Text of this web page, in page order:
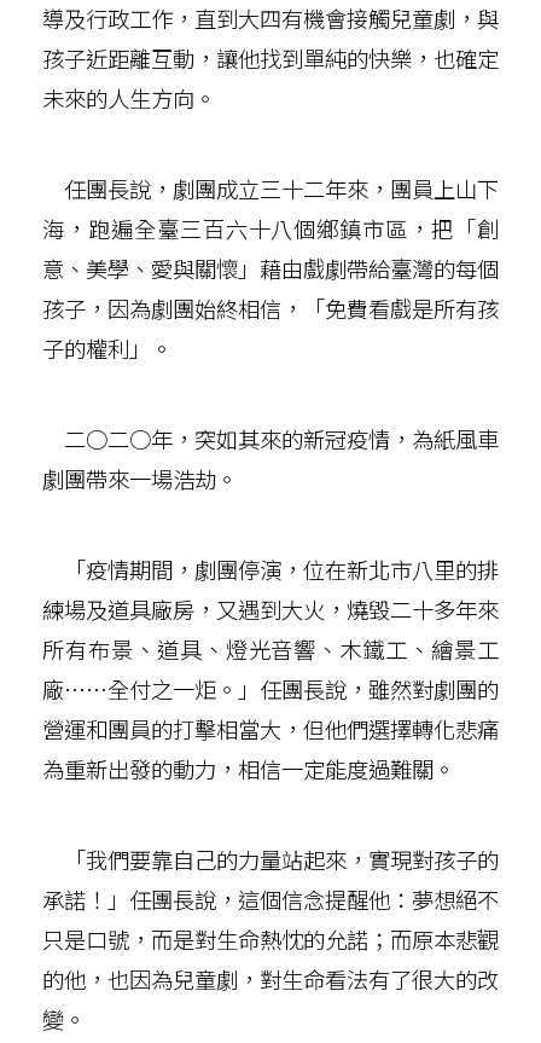
導及行政工作，直到大四有機會接觸兒童劇，與
孩子近距離互動，讓他找到單純的快樂，也確定
未來的人生方向。
任團長說，劇團成立三十二年來，團員上山下
海，跑遍全臺三百六十八個鄉鎮市區，把「創
意、美學、愛與關懷」藉由戲劇帶給臺灣的每個
孩子，因為劇團始終相信，「免費看戲是所有孩
子的權利」。
二○二○年，突如其來的新冠疫情，為紙風車
劇團帶來一場浩劫。
「疫情期間，劇團停演，位在新北市八里的排
練場及道具廠房，又遇到大火，燒毀二十多年來
所有布景、道具、燈光音響、木鐵工、繪景工
廠……全付之一炬。」任團長說，雖然對劇團的
營運和團員的打擊相當大，但他們選擇轉化悲痛
為重新出發的動力，相信一定能度過難關。
「我們要靠自己的力量站起來，實現對孩子的
承諾！」任團長說，這個信念提醒他：夢想絕不
只是口號，而是對生命熱忱的允諾；而原本悲觀
的他，也因為兒童劇，對生命看法有了很大的改
變。